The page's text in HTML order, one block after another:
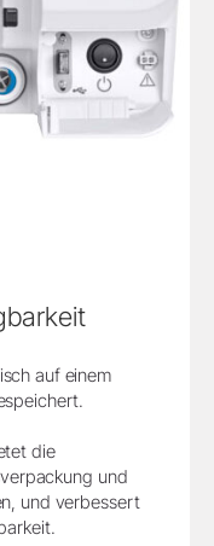
auf einem
die
und
und verbessert